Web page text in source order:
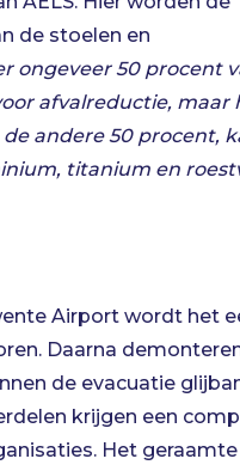
de stoelen en
ongeveer 50 procent
afvalreductie, maar
andere 50 procent,
titanium en
Airport wordt het
Daarna
de evacuatie
krijgen een
Het